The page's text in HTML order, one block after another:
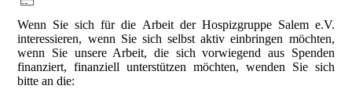
Wenn Sie sich für die Arbeit der Hospizgruppe Salem e.V.
interessieren, wenn Sie sich selbst aktiv einbringen möchten,
wenn Sie unsere Arbeit, die sich vorwiegend aus Spenden
finanziert, finanziell unterstützen möchten, wenden Sie sich
bitte an die: